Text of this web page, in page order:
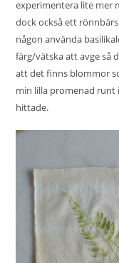
experimentera lite mer
dock också ett
någon använda
färg/vätska att avge så
att det finns blommor
min lilla promenad runt
hittade.